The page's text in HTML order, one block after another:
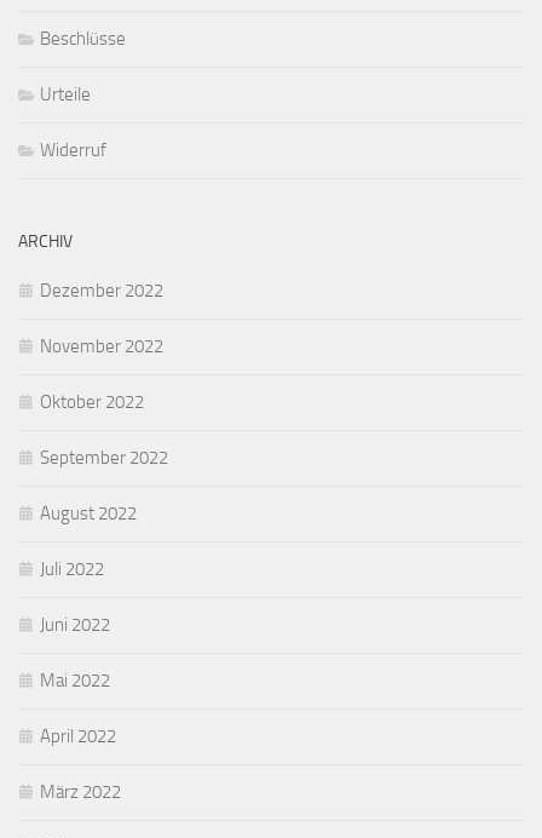
Beschlüsse
Urteile
Widerruf
ARCHIV
Dezember 2022
November 2022
Oktober 2022
September 2022
August 2022
Juli 2022
Juni 2022
Mai 2022
April 2022
März 2022